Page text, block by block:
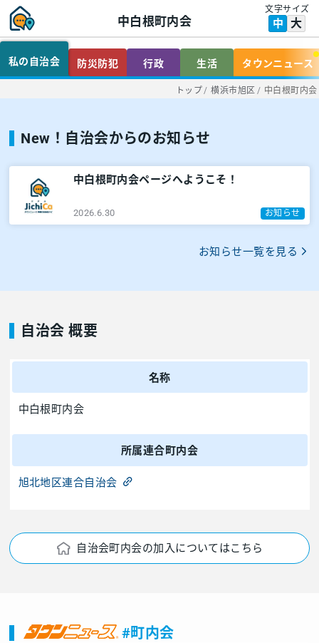
中白根町内会
文字サイズ
中 大
私の自治会 防災防犯 行政 生活 タウンニュース
トップ / 横浜市旭区 / 中白根町内会
New！自治会からのお知らせ
中白根町内会ページへようこそ！
2026.6.30 お知らせ
お知らせ一覧を見る
自治会 概要
名称
中白根町内会
所属連合町内会
旭北地区連合自治会
自治会町内会の加入についてはこちら
#町内会